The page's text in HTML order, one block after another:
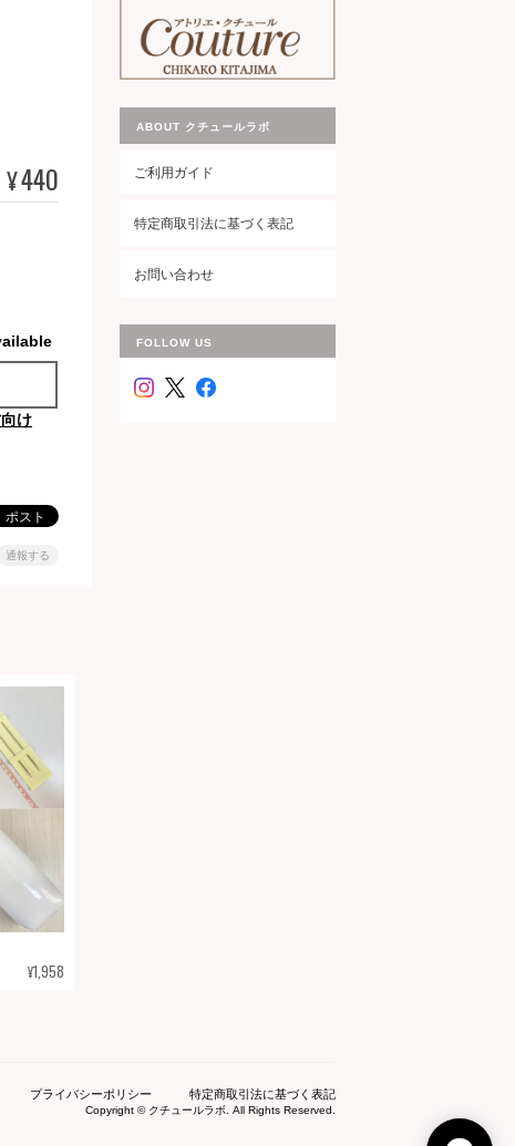
¥440
け
通報する
¥1,958
ABOUT クチュールラボ
ご利用ガイド
特定商取引法に基づく表記
お問い合わせ
FOLLOW US
プライバシーポリシー 特定商取引法に基づく表記
Copyright © クチュールラボ. All Rights Reserved.